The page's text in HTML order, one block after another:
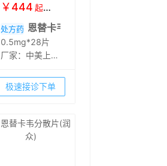
￥444 起 ￥
处方药 恩替卡韦片(博路定)
0.5mg*28片
厂家： 中美上海
公司
极速接诊下单